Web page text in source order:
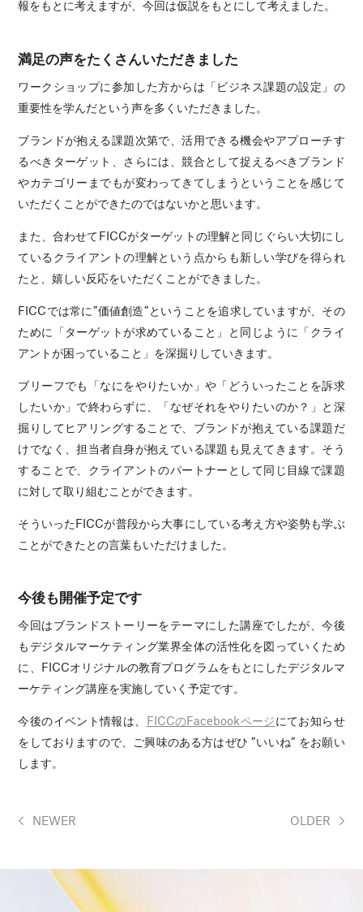
報をもとに考えますが、今回は仮説をもとにして考えました。
満足の声をたくさんいただきました
ワークショップに参加した方からは「ビジネス課題の設定」の
重要性を学んだという声を多くいただきました。
ブランドが抱える課題次第で、活用できる機会やアプローチす
るべきターゲット、さらには、競合として捉えるべきブランド
やカテゴリーまでもが変わってきてしまうということを感じて
いただくことができたのではないかと思います。
また、合わせてFICCがターゲットの理解と同じぐらい大切にし
ているクライアントの理解という点からも新しい学びを得られ
たと、嬉しい反応をいただくことができました。
FICCでは常に”価値創造”ということを追求していますが、その
ために「ターゲットが求めていること」と同じように「クライ
アントが困っていること」を深掘りしていきます。
ブリーフでも「なにをやりたいか」や「どういったことを訴求
したいか」で終わらずに、「なぜそれをやりたいのか？」と深
掘りしてヒアリングすることで、ブランドが抱えている課題だ
けでなく、担当者自身が抱えている課題も見えてきます。そう
することで、クライアントのパートナーとして同じ目線で課題
に対して取り組むことができます。
そういったFICCが普段から大事にしている考え方や姿勢も学ぶ
ことができたとの言葉もいただけました。
今後も開催予定です
今回はブランドストーリーをテーマにした講座でしたが、今後
もデジタルマーケティング業界全体の活性化を図っていくため
に、FICCオリジナルの教育プログラムをもとにしたデジタルマ
ーケティング講座を実施していく予定です。
今後のイベント情報は、 FICCのFacebookページにてお知らせ
をしておりますので、ご興味のある方はぜひ ”いいね” をお願い
します。
NEWER OLDER